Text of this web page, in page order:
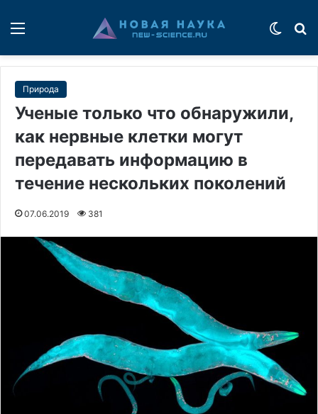
Природа
Ученые только что обнаружили,
как нервные клетки могут
передавать информацию в
течение нескольких поколений
07.06.2019 381